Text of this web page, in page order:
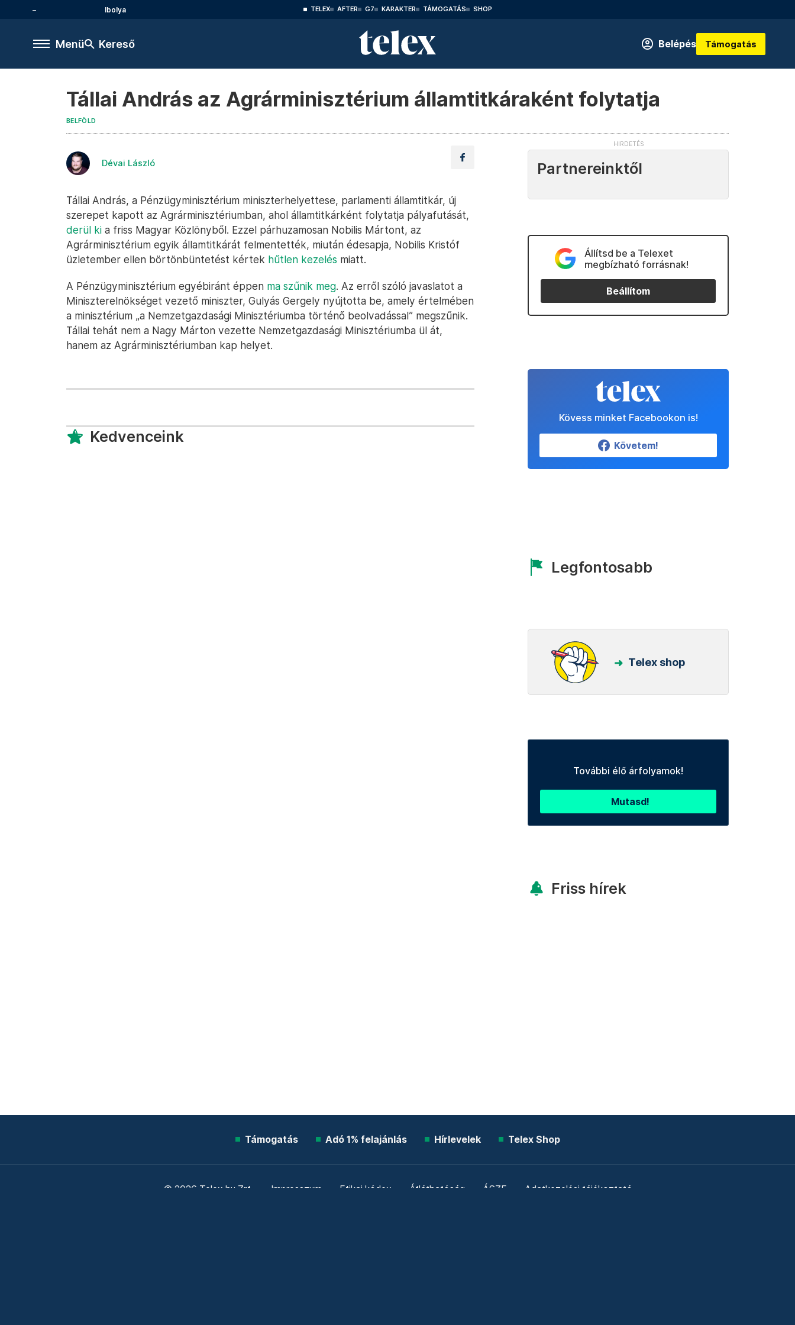
Ibolya TELEX AFTER G7 KARAKTER TÁMOGATÁS SHOP
Menü Kereső Belépés Támogatás
Tállai András az Agrárminisztérium államtitkáraként folytatja
BELFÖLD
Dévai László
Tállai András, a Pénzügyminisztérium miniszterhelyettese, parlamenti államtitkár, új
szerepet kapott az Agrárminisztériumban, ahol államtitkárként folytatja pályafutását,
derül ki a friss Magyar Közlönyből. Ezzel párhuzamosan Nobilis Mártont, az
Agrárminisztérium egyik államtitkárát felmentették, miután édesapja, Nobilis Kristóf
üzletember ellen börtönbüntetést kértek hűtlen kezelés miatt.
A Pénzügyminisztérium egyébiránt éppen ma szűnik meg. Az erről szóló javaslatot a
Miniszterelnökséget vezető miniszter, Gulyás Gergely nyújtotta be, amely értelmében
a minisztérium „a Nemzetgazdasági Minisztériumba történő beolvadással” megszűnik.
Tállai tehát nem a Nagy Márton vezette Nemzetgazdasági Minisztériumba ül át,
hanem az Agrárminisztériumban kap helyet.
Kedvenceink
Partnereinktől
Állítsd be a Telexet
megbízható forrásnak!
Beállítom
Kövess minket Facebookon is!
Követem!
Legfontosabb
Telex shop
További élő árfolyamok!
Mutasd!
Friss hírek
Támogatás Adó 1% felajánlás Hírlevelek Telex Shop
© 2026 Telex.hu Zrt. Impresszum Etikai kódex Átláthatóság ÁSZF Adatkezelési tájékoztató